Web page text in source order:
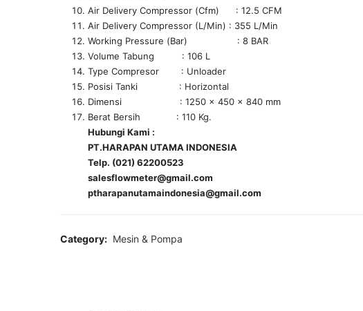
Air Delivery Compressor (Cfm) : 12.5 CFM
Air Delivery Compressor (L/Min) : 355 L/Min
Working Pressure (Bar) : 8 BAR
Volume Tabung : 106 L
Type Compresor : Unloader
Posisi Tanki : Horizontal
Dimensi : 1250 x 450 x 840 mm
Berat Bersih : 110 Kg.
Hubungi Kami :
PT.HARAPAN UTAMA INDONESIA
Telp. (021) 62200523
salesflowmeter@gmail.com
ptharapanutamaindonesia@gmail.com
Category: Mesin & Pompa